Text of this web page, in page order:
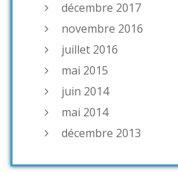
décembre 2017
novembre 2016
juillet 2016
mai 2015
juin 2014
mai 2014
décembre 2013